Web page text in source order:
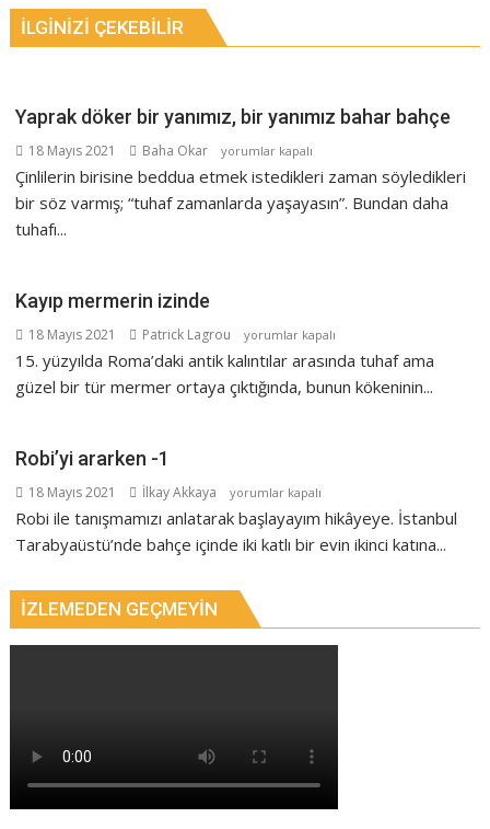
İLGINIZI ÇEKEBILIR
Yaprak döker bir yanımız, bir yanımız bahar bahçe
18 Mayıs 2021 Baha Okar
Yaprak
döker
bir
yanımız,
için
yorumlar kapalı
Çinlilerin birisine beddua etmek istedikleri zaman söyledikleri
bir söz varmış; “tuhaf zamanlarda yaşayasın”. Bundan daha
tuhafı...
Kayıp mermerin izinde
18 Mayıs 2021 Patrick Lagrou
Kayıp
mermerin
izinde
için
yorumlar kapalı
15. yüzyılda Roma’daki antik kalıntılar arasında tuhaf ama
güzel bir tür mermer ortaya çıktığında, bunun kökeninin...
Robi’yi ararken -1
18 Mayıs 2021 İlkay Akkaya
Robi’yi
ararken
yorumlar kapalı
Robi ile tanışmamızı anlatarak başlayayım hikâyeye. İstanbul
Tarabyaüstü’nde bahçe içinde iki katlı bir evin ikinci katına...
İZLEMEDEN GEÇMEYIN